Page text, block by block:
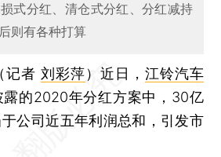
式分红、清仓式分红、分红减持
则有各种打算
记者 刘彩萍） 近日， 江铃汽车
露的2020年分红方案中，30亿
公司近五年利润总和，引发市